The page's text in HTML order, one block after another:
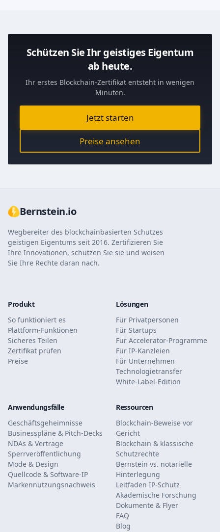
Schützen Sie Ihr geistiges Eigentum
ab heute.
Ihr erstes Blockchain-Zertifikat entsteht in wenigen
Minuten.
Jetzt starten
Preise ansehen
Bernstein.io
Wegbereiter des blockchainbasierten Schutzes
geistigen Eigentums seit 2016. Zertifizieren Sie
Ihre Innovationen, schützen Sie sie und weisen
Sie Ihre Rechte daran nach.
Produkt
So funktioniert es
Plattform-Funktionen
Sicheres Teilen
Zertifikat prüfen
Preise
Lösungen
Für Privatpersonen
Für Startups
Für Accelerator-Programme
Für IP-Kanzleien
Für Unternehmen
Technologietransfer
White-Label-Edition
Anwendungsfälle
Geschäftsgeheimnisse
Businesspläne & Pitch-Decks
NDAs & Verträge
Sperrveröffentlichung
Mode & Design
Quellcode & Software-IP
Markennutzungsnachweis
Ressourcen
Blockchain-Beweise vor
Gericht
Blockchain & klassische
Schutzrechte
Bernstein vs. notarielle
Hinterlegung
Leitfaden IP-Schutz
Akademische Forschung
Dokumente & Flyer
FAQ
Blog